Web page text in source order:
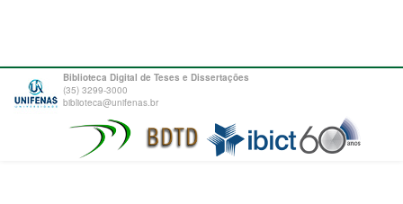
Biblioteca Digital de Teses e Dissertações
(35) 3299-3000
biblioteca@unifenas.br